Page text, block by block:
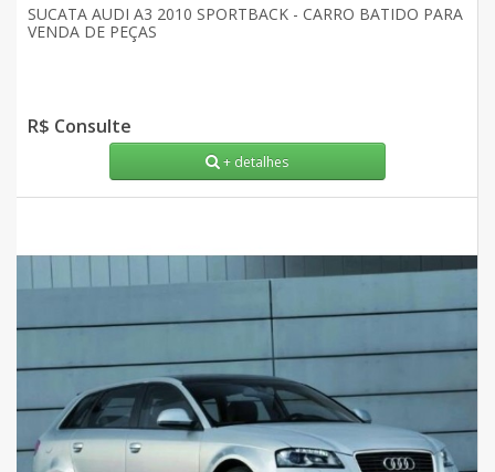
SUCATA AUDI A3 2010 SPORTBACK - CARRO BATIDO PARA
VENDA DE PEÇAS
R$ Consulte
+ detalhes